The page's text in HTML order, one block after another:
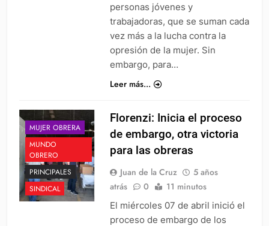
personas jóvenes y
trabajadoras, que se suman cada
vez más a la lucha contra la
opresión de la mujer. Sin
embargo, para…
Leer más...
MUJER OBRERA
MUNDO
OBRERO
PRINCIPALES
SINDICAL
Florenzi: Inicia el proceso
de embargo, otra victoria
para las obreras
Juan de la Cruz
5 años
atrás
0 11 minutos
El miércoles 07 de abril inició el
proceso de embargo de los